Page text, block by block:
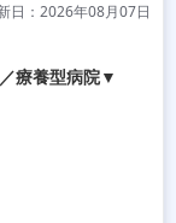
日：2026年08月07日
療養型病院▼